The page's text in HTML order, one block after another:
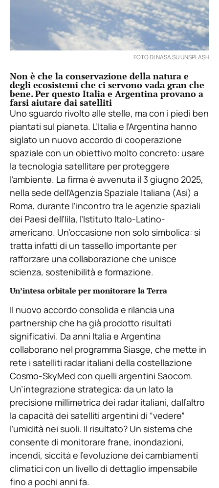
FOTO DI NASA SU UNSPLASH
Non è che la conservazione della natura e
degli ecosistemi che ci servono vada gran che
bene. Per questo Italia e Argentina provano a
farsi aiutare dai satelliti
Uno sguardo rivolto alle stelle, ma con i piedi ben
piantati sul pianeta. L’Italia e l’Argentina hanno
siglato un nuovo accordo di cooperazione
spaziale con un obiettivo molto concreto: usare
la tecnologia satellitare per proteggere
l’ambiente. La firma è avvenuta il 3 giugno 2025,
nella sede dell’Agenzia Spaziale Italiana (Asi) a
Roma, durante l’incontro tra le agenzie spaziali
dei Paesi dell’Iila, l’Istituto Italo-Latino-
americano. Un’occasione non solo simbolica: si
tratta infatti di un tassello importante per
rafforzare una collaborazione che unisce
scienza, sostenibilità e formazione.
Un’intesa orbitale per monitorare la Terra
Il nuovo accordo consolida e rilancia una
partnership che ha già prodotto risultati
significativi. Da anni Italia e Argentina
collaborano nel programma Siasge, che mette in
rete i satelliti radar italiani della costellazione
Cosmo-SkyMed con quelli argentini Saocom.
Un’integrazione strategica: da un lato la
precisione millimetrica dei radar italiani, dall’altro
la capacità dei satelliti argentini di “vedere”
l’umidità nei suoli. Il risultato? Un sistema che
consente di monitorare frane, inondazioni,
incendi, siccità e l’evoluzione dei cambiamenti
climatici con un livello di dettaglio impensabile
fino a pochi anni fa.